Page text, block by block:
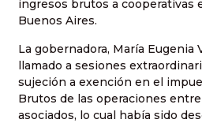
ingresos brutos a cooperativas
Buenos Aires.
La gobernadora, María Eugenia
llamado a sesiones
sujeción a exención en el
Brutos de las operaciones
asociados, lo cual había sido